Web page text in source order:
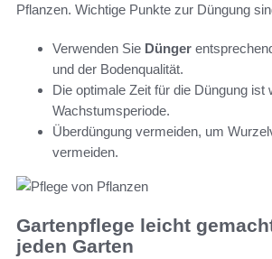
Pflanzen. Wichtige Punkte zur Düngung
Verwenden Sie Dünger
und der Bodenqualität.
Die optimale Zeit für die Düngung ist
Wachstumsperiode.
Überdüngung vermeiden, um
vermeiden.
Gartenpflege leicht
jeden Garten